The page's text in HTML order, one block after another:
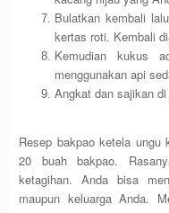
Bulatkan kembali
kertas roti. Kembali
Kemudian kukus
menggunakan api
Angkat dan sajikan
Resep bakpao ketela ungu
20 buah bakpao.
ketagihan. Anda bisa
maupun keluarga Anda.